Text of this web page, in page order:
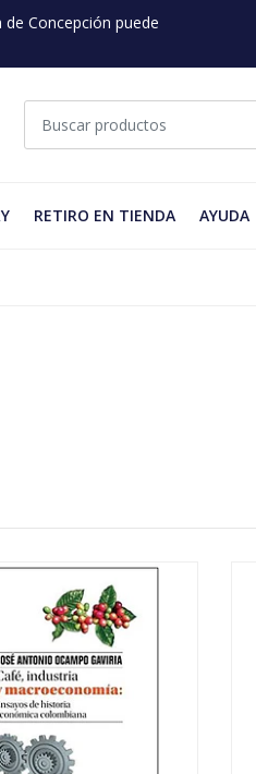
Concepción puede
RETIRO EN TIENDA AYUDA